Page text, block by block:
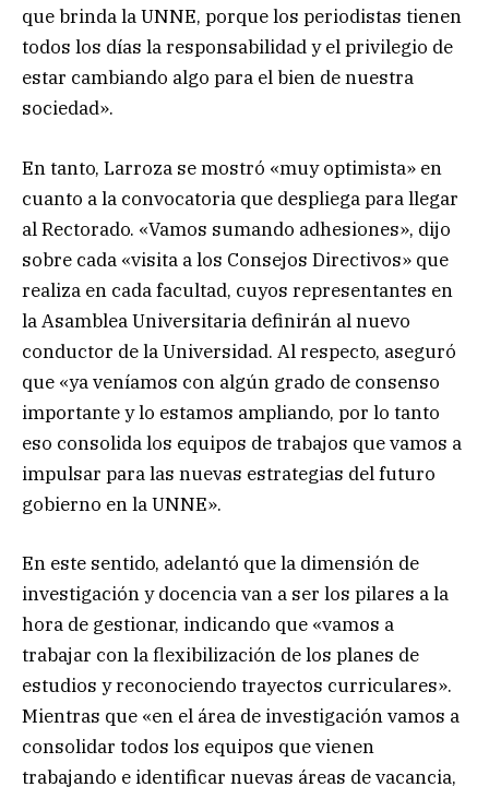
que brinda la UNNE, porque los periodistas tienen
todos los días la responsabilidad y el privilegio de
estar cambiando algo para el bien de nuestra
sociedad».
En tanto, Larroza se mostró «muy optimista» en
cuanto a la convocatoria que despliega para llegar
al Rectorado. «Vamos sumando adhesiones», dijo
sobre cada «visita a los Consejos Directivos» que
realiza en cada facultad, cuyos representantes en
la Asamblea Universitaria definirán al nuevo
conductor de la Universidad. Al respecto, aseguró
que «ya veníamos con algún grado de consenso
importante y lo estamos ampliando, por lo tanto
eso consolida los equipos de trabajos que vamos a
impulsar para las nuevas estrategias del futuro
gobierno en la UNNE».
En este sentido, adelantó que la dimensión de
investigación y docencia van a ser los pilares a la
hora de gestionar, indicando que «vamos a
trabajar con la flexibilización de los planes de
estudios y reconociendo trayectos curriculares».
Mientras que «en el área de investigación vamos a
consolidar todos los equipos que vienen
trabajando e identificar nuevas áreas de vacancia,